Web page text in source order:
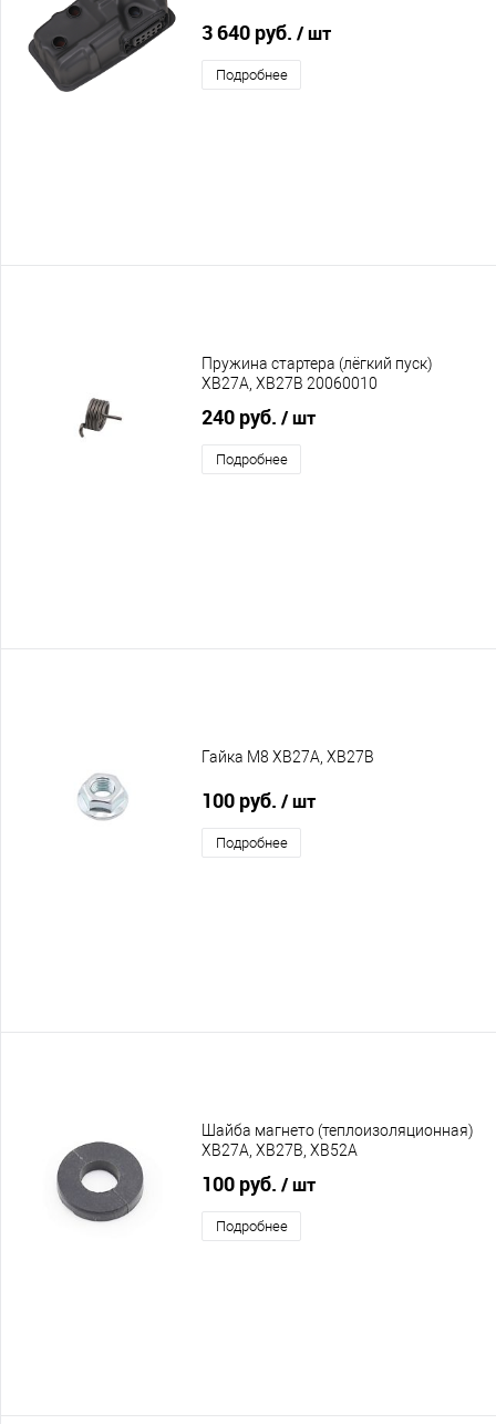
3 640 руб. / шт
Подробнее
Пружина стартера (лёгкий пуск)
XB27A, XB27B 20060010
240 руб. / шт
Подробнее
Гайка M8 XB27A, XB27B
100 руб. / шт
Подробнее
Шайба магнето (теплоизоляционная)
XB27A, XB27B, XB52A
100 руб. / шт
Подробнее